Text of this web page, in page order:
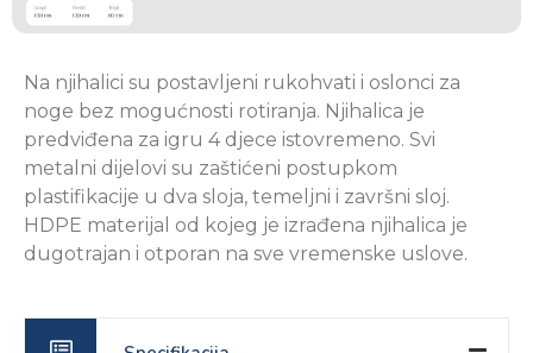
Na njihalici su postavljeni rukohvati i oslonci za
noge bez mogućnosti rotiranja. Njihalica je
predviđena za igru 4 djece istovremeno. Svi
metalni dijelovi su zaštićeni postupkom
plastifikacije u dva sloja, temeljni i završni sloj.
HDPE materijal od kojeg je izrađena njihalica je
dugotrajan i otporan na sve vremenske uslove.